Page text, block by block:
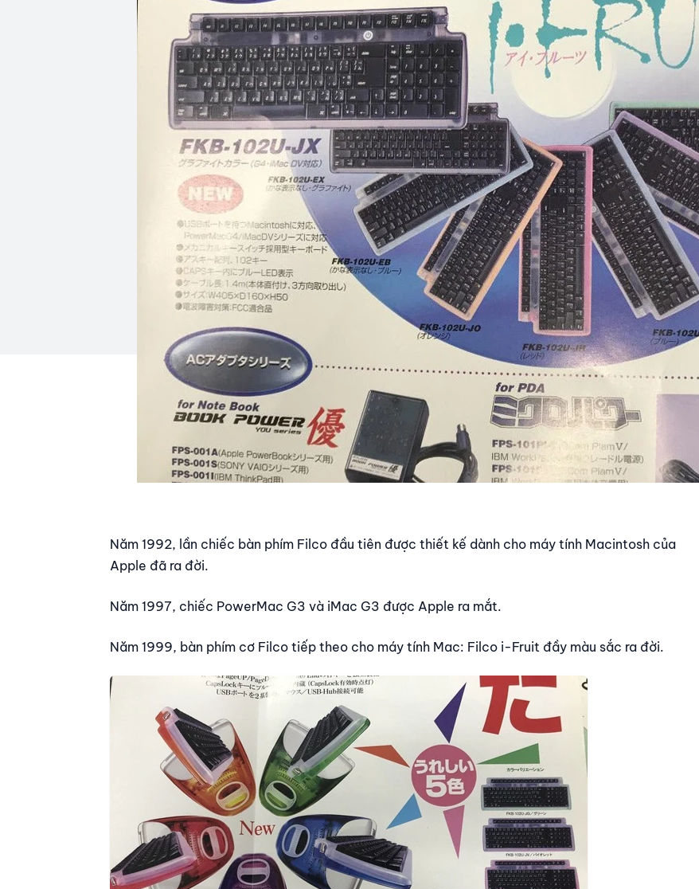
Năm 1992, lần chiếc bàn phím Filco đầu tiên được thiết kế dành cho máy tính Macintosh của
Apple đã ra đời.
Năm 1997, chiếc PowerMac G3 và iMac G3 được Apple ra mắt.
Năm 1999, bàn phím cơ Filco tiếp theo cho máy tính Mac: Filco i-Fruit đầy màu sắc ra đời.